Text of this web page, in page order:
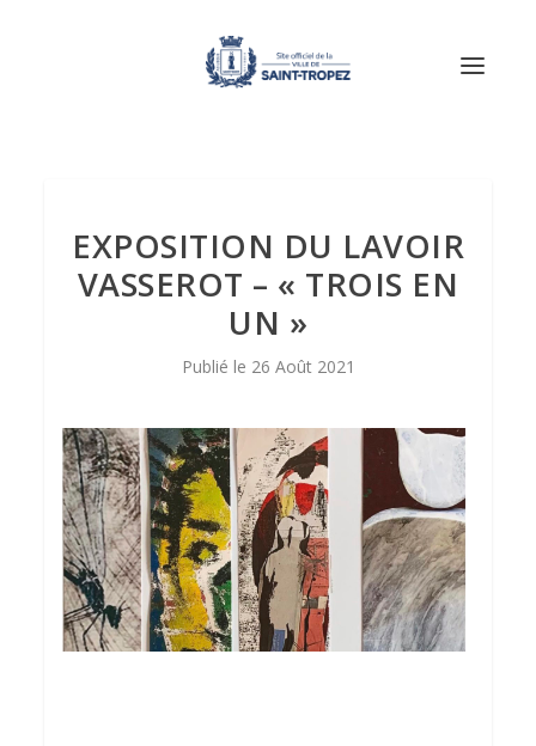
EXPOSITION DU LAVOIR
VASSEROT – « TROIS EN
UN »
26 Août 2021